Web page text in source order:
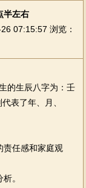
半左右
07:15:57 浏览：
的生辰八字为：壬
表了年、月、
责任感和家庭观
。